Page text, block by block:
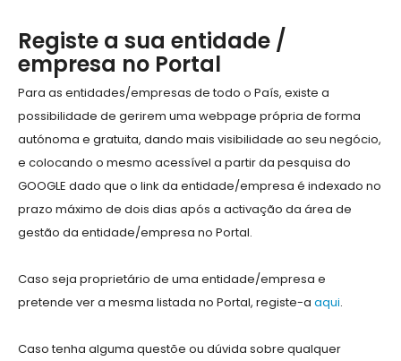
Registe a sua entidade /
empresa no Portal
Para as entidades/empresas de todo o País, existe a
possibilidade de gerirem uma webpage própria de forma
autónoma e gratuita, dando mais visibilidade ao seu negócio,
e colocando o mesmo acessível a partir da pesquisa do
GOOGLE dado que o link da entidade/empresa é indexado no
prazo máximo de dois dias após a activação da área de
gestão da entidade/empresa no Portal.
Caso seja proprietário de uma entidade/empresa e
pretende ver a mesma listada no Portal, registe-a aqui.
Caso tenha alguma questõe ou dúvida sobre qualquer